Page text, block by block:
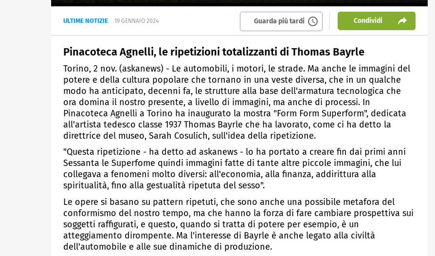
ULTIME NOTIZIE 19 GENNAIO 2024 Guarda più tardi Condividi
Pinacoteca Agnelli, le ripetizioni totalizzanti di Thomas Bayrle
Torino, 2 nov. (askanews) - Le automobili, i motori, le strade. Ma anche le immagini del
potere e della cultura popolare che tornano in una veste diversa, che in un qualche
modo ha anticipato, decenni fa, le strutture alla base dell'armatura tecnologica che
ora domina il nostro presente, a livello di immagini, ma anche di processi. In
Pinacoteca Agnelli a Torino ha inaugurato la mostra "Form Form Superform", dedicata
all'artista tedesco classe 1937 Thomas Bayrle che ha lavorato, come ci ha detto la
direttrice del museo, Sarah Cosulich, sull'idea della ripetizione.
"Questa ripetizione - ha detto ad askanews - lo ha portato a creare fin dai primi anni
Sessanta le Superfome quindi immagini fatte di tante altre piccole immagini, che lui
collegava a fenomeni molto diversi: all'economia, alla finanza, addirittura alla
spiritualità, fino alla gestualità ripetuta del sesso".
Le opere si basano su pattern ripetuti, che sono anche una possibile metafora del
conformismo del nostro tempo, ma che hanno la forza di fare cambiare prospettiva sui
soggetti raffigurati, e questo, quando si tratta di potere per esempio, è un
atteggiamento dirompente. Ma l'interesse di Bayrle è anche legato alla civiltà
dell'automobile e alle sue dinamiche di produzione.